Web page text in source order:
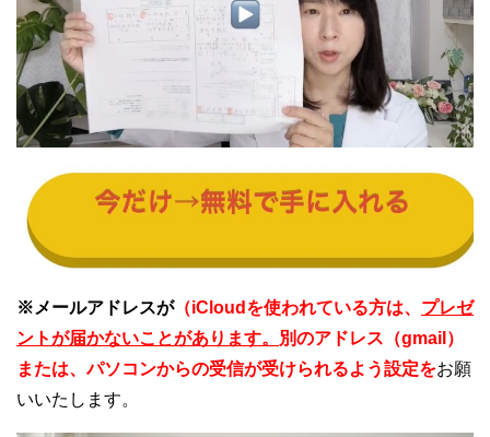
※メールアドレスが（iCloudを使われている方は、 プレゼ
ントが届かないことがあります。 別のアドレス（gmail）
または、パソコンからの受信が受けられるよう設定をお願
いいたします。